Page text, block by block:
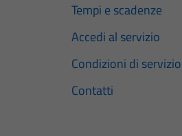
Tempi e scadenze
Accedi al servizio
Condizioni di servizio
Contatti